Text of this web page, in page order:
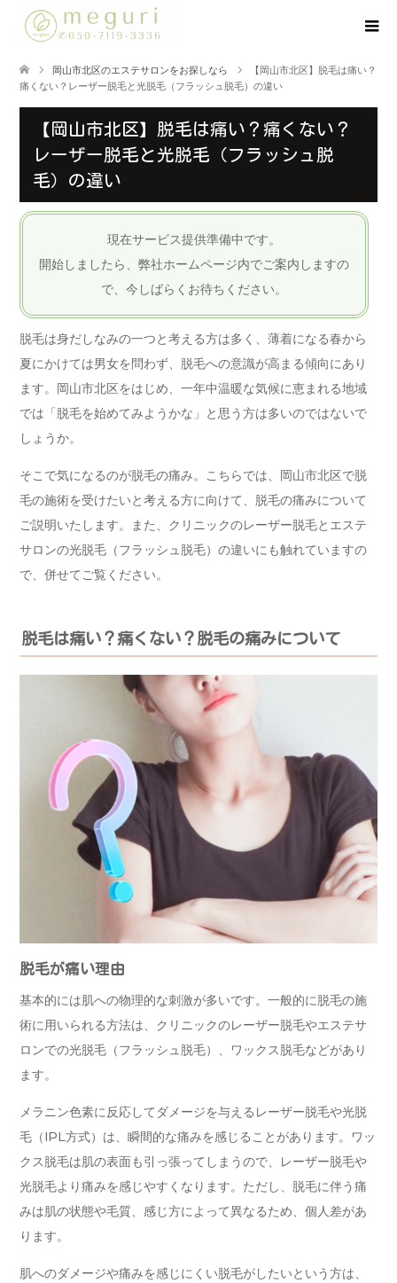
岡山市北区のエステサロンをお探しなら
【岡山市北区】脱毛は痛い？
痛くない？レーザー脱毛と光脱毛（フラッシュ脱毛）の違い
【岡山市北区】脱毛は痛い？痛くない？
レーザー脱毛と光脱毛（フラッシュ脱
毛）の違い
現在サービス提供準備中です。
開始しましたら、弊社ホームページ内でご案内しますの
で、今しばらくお待ちください。
脱毛は身だしなみの一つと考える方は多く、薄着になる春から
夏にかけては男女を問わず、脱毛への意識が高まる傾向にあり
ます。岡山市北区をはじめ、一年中温暖な気候に恵まれる地域
では「脱毛を始めてみようかな」と思う方は多いのではないで
しょうか。
そこで気になるのが脱毛の痛み。こちらでは、岡山市北区で脱
毛の施術を受けたいと考える方に向けて、脱毛の痛みについて
ご説明いたします。また、クリニックのレーザー脱毛とエステ
サロンの光脱毛（フラッシュ脱毛）の違いにも触れていますの
で、併せてご覧ください。
脱毛は痛い？痛くない？脱毛の痛みについて
脱毛が痛い理由
基本的には肌への物理的な刺激が多いです。一般的に脱毛の施
術に用いられる方法は、クリニックのレーザー脱毛やエステサ
ロンでの光脱毛（フラッシュ脱毛）、ワックス脱毛などがあり
ます。
メラニン色素に反応してダメージを与えるレーザー脱毛や光脱
毛（IPL方式）は、瞬間的な痛みを感じることがあります。ワッ
クス脱毛は肌の表面も引っ張ってしまうので、レーザー脱毛や
光脱毛より痛みを感じやすくなります。ただし、脱毛に伴う痛
みは肌の状態や毛質、感じ方によって異なるため、個人差があ
ります。
肌へのダメージや痛みを感じにくい脱毛がしたいという方は、